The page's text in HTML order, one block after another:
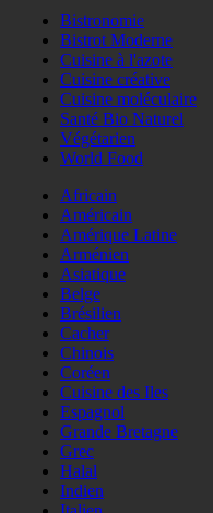
Bistronomie
Bistrot Moderne
Cuisine à l'azote
Cuisine créative
Cuisine moléculaire
Santé Bio Naturel
Végétarien
World Food
Africain
Américain
Amérique Latine
Arménien
Asiatique
Belge
Brésilien
Cacher
Chinois
Coréen
Cuisine des Iles
Espagnol
Grande Bretagne
Grec
Halal
Indien